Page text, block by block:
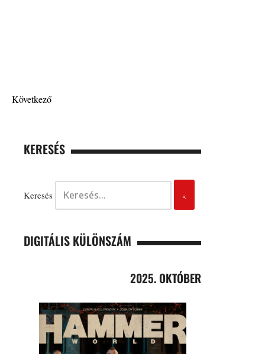
Következő
KERESÉS
Keresés
DIGITÁLIS KÜLÖNSZÁM
2025. OKTÓBER